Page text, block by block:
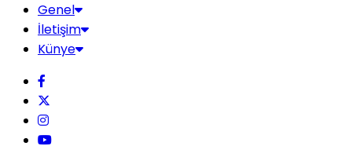
Genel
İletişim
Künye